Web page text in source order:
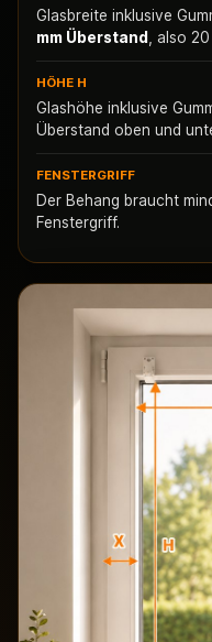
Glasbreite inklusive
mm Überstand
, also
HÖHE H
Glashöhe inklusive
Überstand oben und
FENSTERGRIFF
Der Behang braucht
Fenstergriff.